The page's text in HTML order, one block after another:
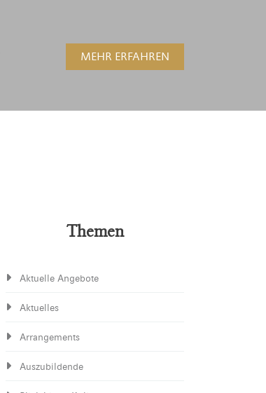
MEHR ERFAHREN
Themen
Aktuelle Angebote
Aktuelles
Arrangements
Auszubildende